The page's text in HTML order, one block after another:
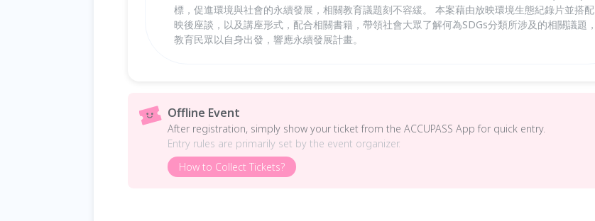
標，促進環境與社會的永續發展，相關教育議題刻不容緩。 本案藉由放映環境生態紀錄片並搭配
映後座談，以及講座形式，配合相關書籍，帶領社會大眾了解何為SDGs分類所涉及的相關議題，
教育民眾以自身出發，響應永續發展計畫。
Offline Event
After registration, simply show your ticket from the ACCUPASS App for quick entry.
Entry rules are primarily set by the event organizer.
How to Collect Tickets?